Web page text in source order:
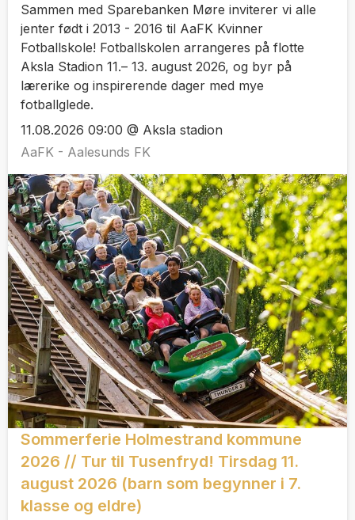
Sammen med Sparebanken Møre inviterer vi alle
jenter født i 2013 - 2016 til AaFK Kvinner
Fotballskole! Fotballskolen arrangeres på flotte
Aksla Stadion 11.– 13. august 2026, og byr på
lærerike og inspirerende dager med mye
fotballglede.
11.08.2026 09:00 @ Aksla stadion
AaFK - Aalesunds FK
Sommerferie Holmestrand kommune
2026 // Tur til Tusenfryd! Tirsdag 11.
august 2026 (barn som begynner i 7.
klasse og eldre)